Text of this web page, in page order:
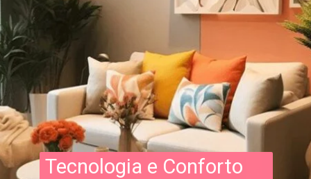
Tecnologia e Conforto